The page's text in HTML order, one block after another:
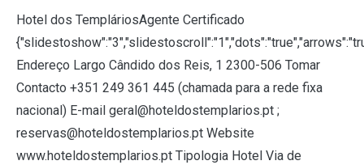
Hotel dos TempláriosAgente Certificado
Endereço Largo Cândido dos Reis, 1 2300-506 Tomar
Contacto +351 249 361 445 (chamada para a rede fixa
nacional) E-mail geral@hoteldostemplarios.pt ;
reservas@hoteldostemplarios.pt Website
www.hoteldostemplarios.pt Tipologia Hotel Via de